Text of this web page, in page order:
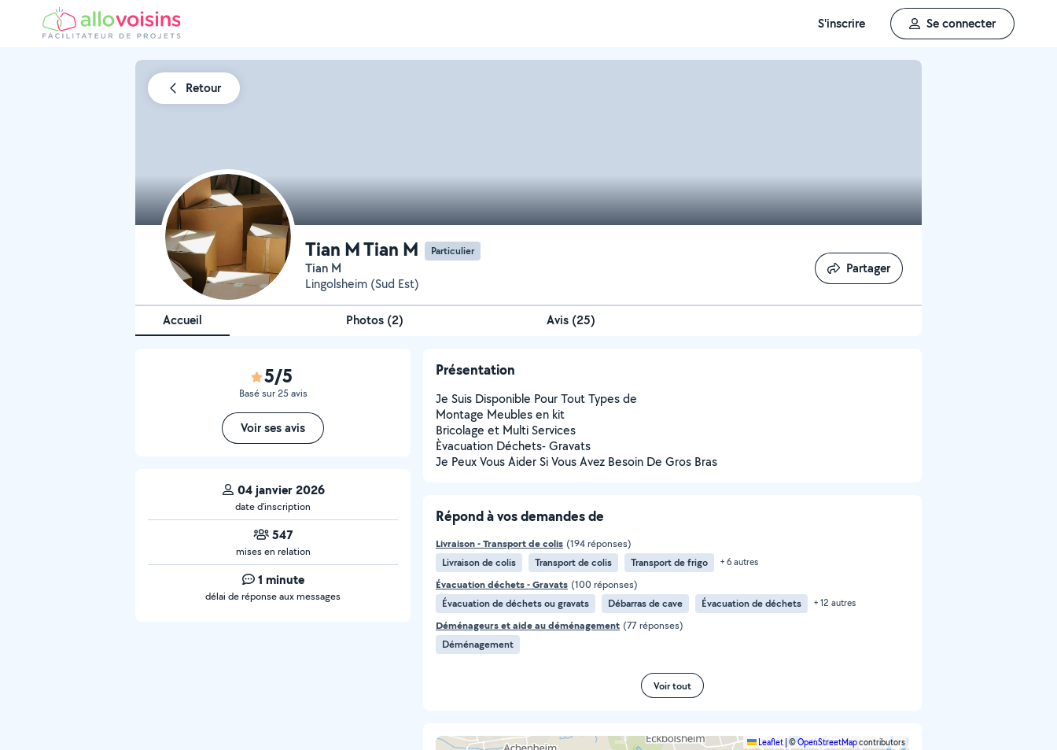
S'inscrire Se connecter
Retour
Tian M Tian M Particulier
Tian M
Lingolsheim (Sud Est)
Partager
Partager
Accueil Photos (2) Avis (25)
5/5
Basé sur 25 avis
Voir ses avis
04 janvier 2026
date d’inscription
547
mises en relation
1 minute
délai de réponse aux messages
Présentation
Je Suis Disponible Pour Tout Types de
Montage Meubles en kit
Bricolage et Multi Services
Èvacuation Déchets- Gravats
Je Peux Vous Aider Si Vous Avez Besoin De Gros Bras
Répond à vos demandes de
Livraison - Transport de colis (194 réponses)
Livraison de colis
Transport de colis Transport de frigo + 6 autres
Évacuation déchets - Gravats (100 réponses)
Évacuation de déchets ou gravats
Débarras de cave Évacuation de déchets + 12 autres
Déménageurs et aide au déménagement (77 réponses)
Déménagement
Voir tout
Leaflet ©OpenStreetMapcontributors